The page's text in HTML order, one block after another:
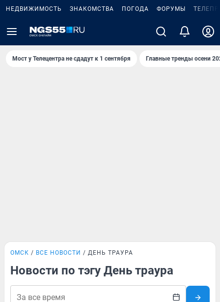
НЕДВИЖИМОСТЬ ЗНАКОМСТВА ПОГОДА ФОРУМЫ
Мост у Телецентра не сдадут к 1 сентября Главные тренды осени
ОМСК ВСЕ НОВОСТИ ДЕНЬ ТРАУРА
Новости по тэгу День траура